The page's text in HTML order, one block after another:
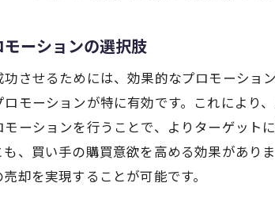
市
大阪
売
ーションの選択肢
させるためには、効果的なプロモーショ
ロモーションが特に有効です。これにより
ーションを行うことで、よりターゲット
も、買い手の購買意欲を高める効果があ
却を実現することが可能です。